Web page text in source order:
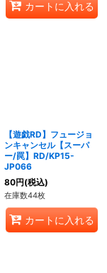
カートに入れる
【遊戯RD】フュージョ
ンキャンセル【スーパ
ー/罠】RD/KP15-
JP066
80円(税込)
在庫数44枚
カートに入れる